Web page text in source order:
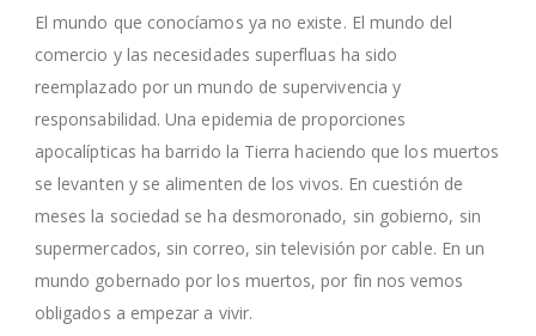
El mundo que conocíamos ya no existe. El mundo del
comercio y las necesidades superfluas ha sido
reemplazado por un mundo de supervivencia y
responsabilidad. Una epidemia de proporciones
apocalípticas ha barrido la Tierra haciendo que los muertos
se levanten y se alimenten de los vivos. En cuestión de
meses la sociedad se ha desmoronado, sin gobierno, sin
supermercados, sin correo, sin televisión por cable. En un
mundo gobernado por los muertos, por fin nos vemos
obligados a empezar a vivir.